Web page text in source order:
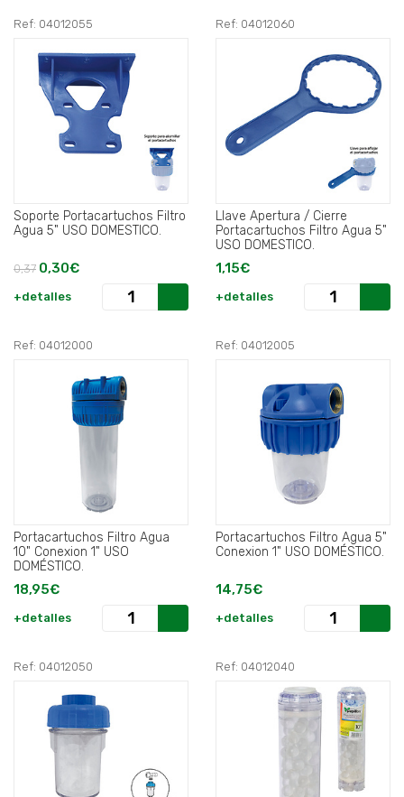
Ref: 04012055
Soporte Portacartuchos Filtro
Agua 5" USO DOMESTICO.
0,37 0,30€
+detalles
Ref: 04012060
Llave Apertura / Cierre
Portacartuchos Filtro Agua 5"
USO DOMESTICO.
1,15€
+detalles
Ref: 04012000
Portacartuchos Filtro Agua
10" Conexion 1" USO
DOMÉSTICO.
18,95€
+detalles
Ref: 04012005
Portacartuchos Filtro Agua 5"
Conexion 1" USO DOMÉSTICO.
14,75€
+detalles
Ref: 04012050 Ref: 04012040